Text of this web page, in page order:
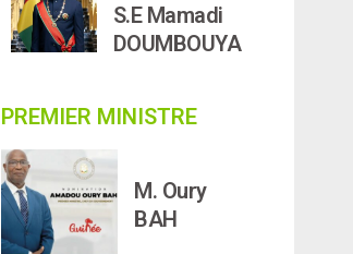
S.E Mamadi
DOUMBOUYA
PREMIER MINISTRE
M. Oury
BAH